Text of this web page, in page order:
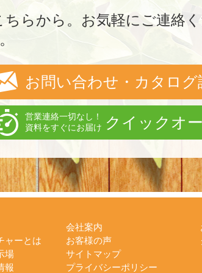
らから。 お気軽にご連絡
お問い合わせ・カタログ
営業連絡一切なし！
資料をすぐにお届け クイックオ
ャーとは
場
報
会社案内
お客様の声
サイトマップ
プライバシーポリシー